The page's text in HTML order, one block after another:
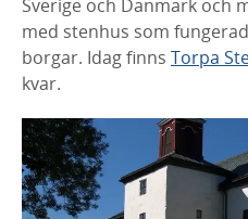
Sverige och Danmark och
med stenhus som
borgar. Idag finns Torpa
kvar.